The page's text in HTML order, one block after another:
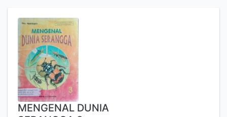
MENGENAL DUNIA